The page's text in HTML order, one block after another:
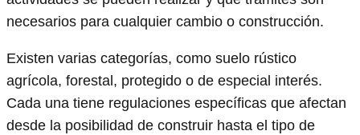
necesarios para cualquier cambio o construcción.
Existen varias categorías, como suelo rústico
agrícola, forestal, protegido o de especial interés.
Cada una tiene regulaciones específicas que afectan
desde la posibilidad de construir hasta el tipo de